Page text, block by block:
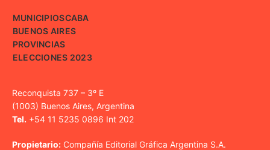
MUNICIPIOSCABA
BUENOS AIRES
PROVINCIAS
ELECCIONES 2023
Reconquista 737 – 3º E
(1003) Buenos Aires, Argentina
Tel. +54 11 5235 0896 Int 202
Propietario: Compañía Editorial Gráfica Argentina S.A.